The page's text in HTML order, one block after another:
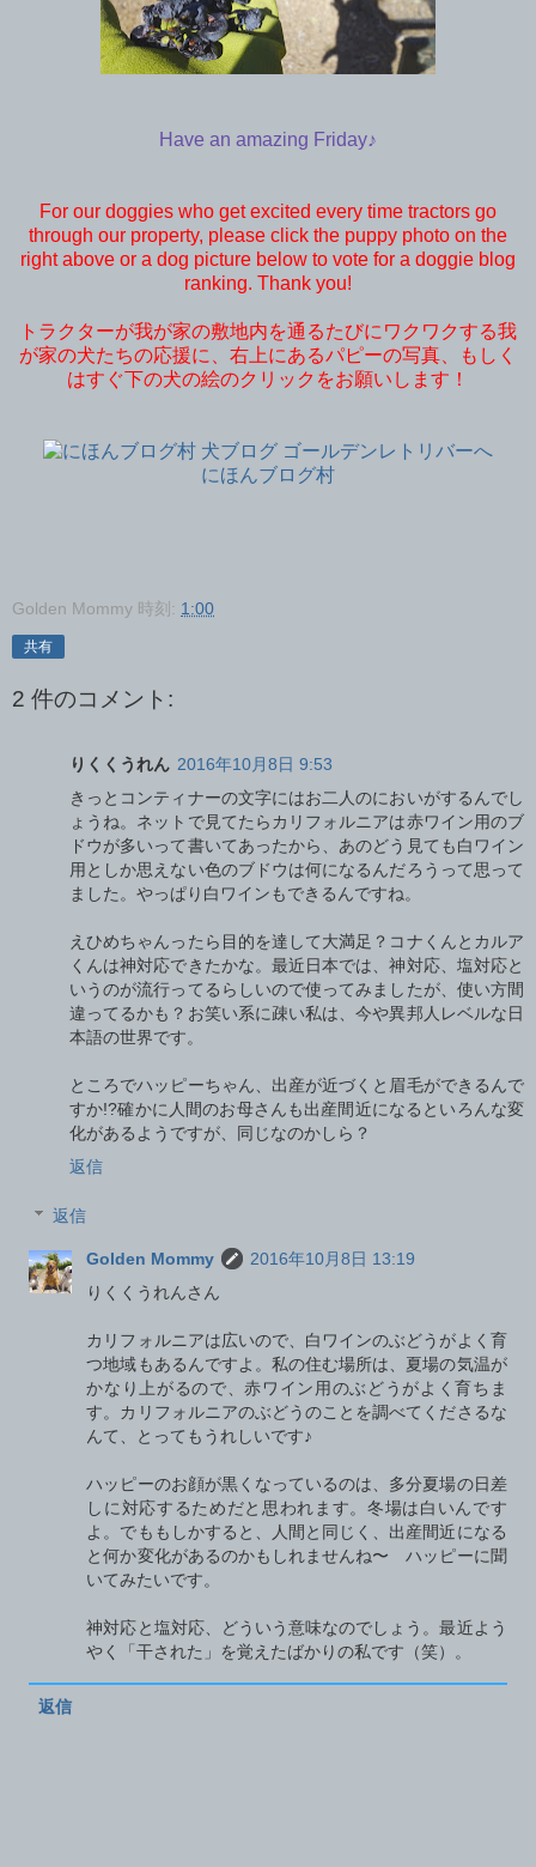
Have an amazing Friday♪
For our doggies who get excited every time tractors go
through our property, please click the puppy photo on the
right above or a dog picture below to vote for a doggie blog
ranking. Thank you!
トラクターが我が家の敷地内を通るたびにワクワクする我
が家の犬たちの応援に、右上にあるパピーの写真、もしく
はすぐ下の犬の絵のクリックをお願いします！
にほんブログ村
Golden Mommy 時刻: 1:00
共有
2 件のコメント:
りくくうれん 2016年10月8日 9:53
きっとコンティナーの文字にはお二人のにおいがするんでし
ょうね。ネットで見てたらカリフォルニアは赤ワイン用のブ
ドウが多いって書いてあったから、あのどう見ても白ワイン
用としか思えない色のブドウは何になるんだろうって思って
ました。やっぱり白ワインもできるんですね。
えひめちゃんったら目的を達して大満足？コナくんとカルア
くんは神対応できたかな。最近日本では、神対応、塩対応と
いうのが流行ってるらしいので使ってみましたが、使い方間
違ってるかも？お笑い系に疎い私は、今や異邦人レベルな日
本語の世界です。
ところでハッピーちゃん、出産が近づくと眉毛ができるんで
すか!?確かに人間のお母さんも出産間近になるといろんな変
化があるようですが、同じなのかしら？
返信
返信
Golden Mommy
2016年10月8日 13:19
りくくうれんさん
カリフォルニアは広いので、白ワインのぶどうがよく育
つ地域もあるんですよ。私の住む場所は、夏場の気温が
かなり上がるので、赤ワイン用のぶどうがよく育ちま
す。カリフォルニアのぶどうのことを調べてくださるな
んて、とってもうれしいです♪
ハッピーのお顔が黒くなっているのは、多分夏場の日差
しに対応するためだと思われます。冬場は白いんです
よ。でももしかすると、人間と同じく、出産間近になる
と何か変化があるのかもしれませんね〜 ハッピーに聞
いてみたいです。
神対応と塩対応、どういう意味なのでしょう。最近よう
やく「干された」を覚えたばかりの私です（笑）。
返信